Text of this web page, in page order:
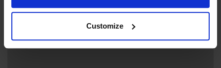
Customize
−